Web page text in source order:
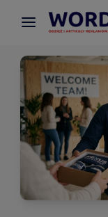
× Aplikacja
Lepsze ceny